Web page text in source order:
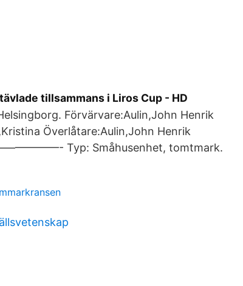
tillsammans i Liros Cup - HD
Förvärvare:Aulin,John Henrik
Överlåtare:Aulin,John Henrik
Typ: Småhusenhet, tomtmark.